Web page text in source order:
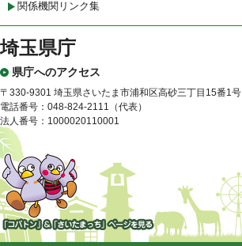
関係機関リンク集
埼玉県庁
県庁へのアクセス
〒330-9301 埼玉県さいたま市浦和区高砂三丁目15番1号
電話番号：048-824-2111（代表）
法人番号：1000020110001
「コバトン」&「さいたまっ